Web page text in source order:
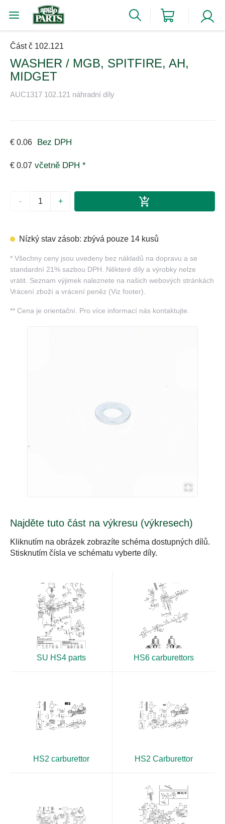
Část č 102.121
WASHER / MGB, SPITFIRE, AH,
MIDGET
AUC1317 102.121 náhradní díly
€ 0.06 Bez DPH
€ 0.07 včetně DPH *
- +
Nízký stav zásob: zbývá pouze 14 kusů
* Všechny ceny jsou uvedeny bez nákladů na dopravu a se
standardní 21% sazbou DPH. Některé díly a výrobky nelze
vrátit. Seznam výjimek naleznete na našich webových stránkách
Vrácení zboží a vrácení peněz (Viz footer).
** Cena je orientační. Pro více informací nás kontaktujte.
Najděte tuto část na výkresu (výkresech)
Kliknutím na obrázek zobrazíte schéma dostupných dílů.
Stisknutím čísla ve schématu vyberte díly.
SU HS4 parts HS6 carburettors
HS2 carburettor HS2 Carburettor